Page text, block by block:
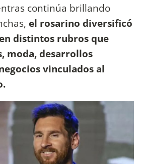
continúa brillando
el rosarino diversificó
distintos rubros que
moda, desarrollos
vinculados al